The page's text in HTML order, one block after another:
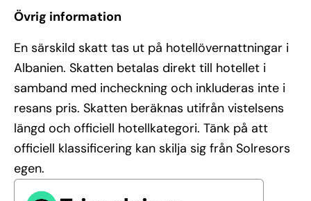
Övrig information
En särskild skatt tas ut på hotellövernattningar i
Albanien. Skatten betalas direkt till hotellet i
samband med incheckning och inkluderas inte i
resans pris. Skatten beräknas utifrån vistelsens
längd och officiell hotellkategori. Tänk på att
officiell klassificering kan skilja sig från Solresors
egen.